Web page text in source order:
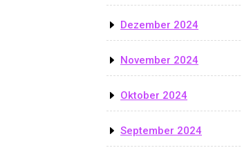
Dezember 2024
November 2024
Oktober 2024
September 2024